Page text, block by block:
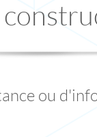
ou